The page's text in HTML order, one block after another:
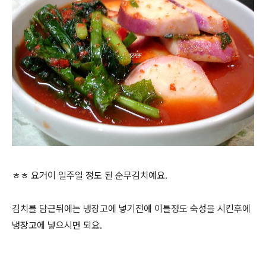
ㅎㅎ 요거이 일주일 정도 된 순무김치예요.
김치를 담근뒤에는 냉장고에 넣기전에 이틀정도 숙성을 시킨후에
냉장고에 넣으시면 되요.